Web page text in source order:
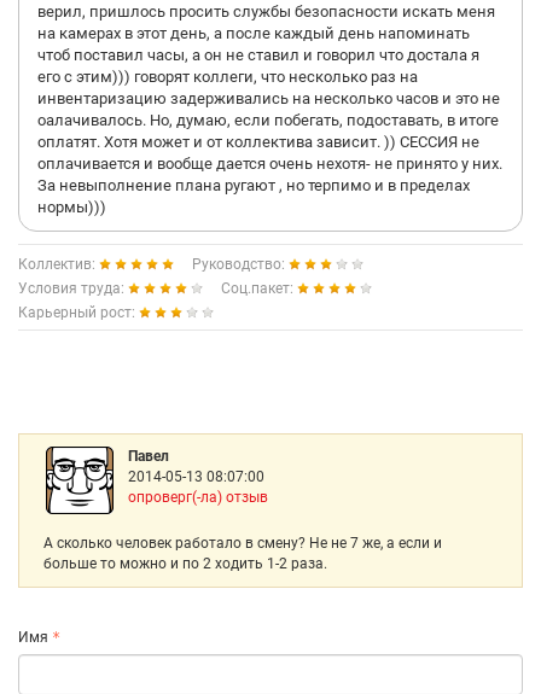
верил, пришлось просить службы безопасности искать меня
на камерах в этот день, а после каждый день напоминать
чтоб поставил часы, а он не ставил и говорил что достала я
его с этим))) говорят коллеги, что несколько раз на
инвентаризацию задерживались на несколько часов и это не
оалачивалось. Но, думаю, если побегать, подоставать, в итоге
оплатят. Хотя может и от коллектива зависит. )) СЕССИЯ не
оплачивается и вообще дается очень нехотя- не принято у них.
За невыполнение плана ругают , но терпимо и в пределах
нормы)))
Коллектив:
Руководство:
Условия труда:
Соц.пакет:
Карьерный рост:
Павел
2014-05-13 08:07:00
опроверг(-ла) отзыв
А сколько человек работало в смену? Не не 7 же, а если и
больше то можно и по 2 ходить 1-2 раза.
Имя